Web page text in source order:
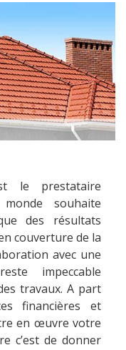
le prestataire
souhaite
des résultats
couverture de la
avec une
impeccable
travaux. A part
financières et
en œuvre votre
c’est de donner